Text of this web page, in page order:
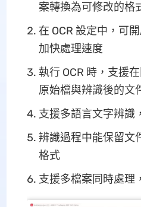
案轉換為可修改的格
在 OCR 設定中，可
加快處理速度
執行 OCR 時，支援
原始檔與辨識後的文
支援多語言文字辨識
辨識過程中能保留文
格式
支援多檔案同時處理